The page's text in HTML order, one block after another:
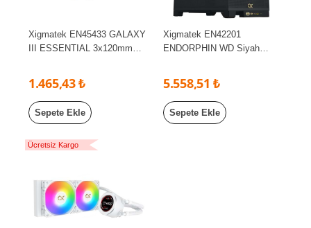
Xigmatek EN45433 GALAXY
III ESSENTIAL 3x120mm
Kiti
1.465,43 ₺
Sepete Ekle
Xigmatek EN42201
ENDORPHIN WD Siyah
Kumandalı E-ATX Big Tower
Gaming Oyuncu Kasası
5.558,51 ₺
Sepete Ekle
Ücretsiz Kargo